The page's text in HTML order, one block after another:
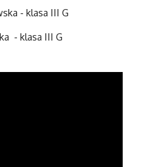
- klasa III G
- klasa III G